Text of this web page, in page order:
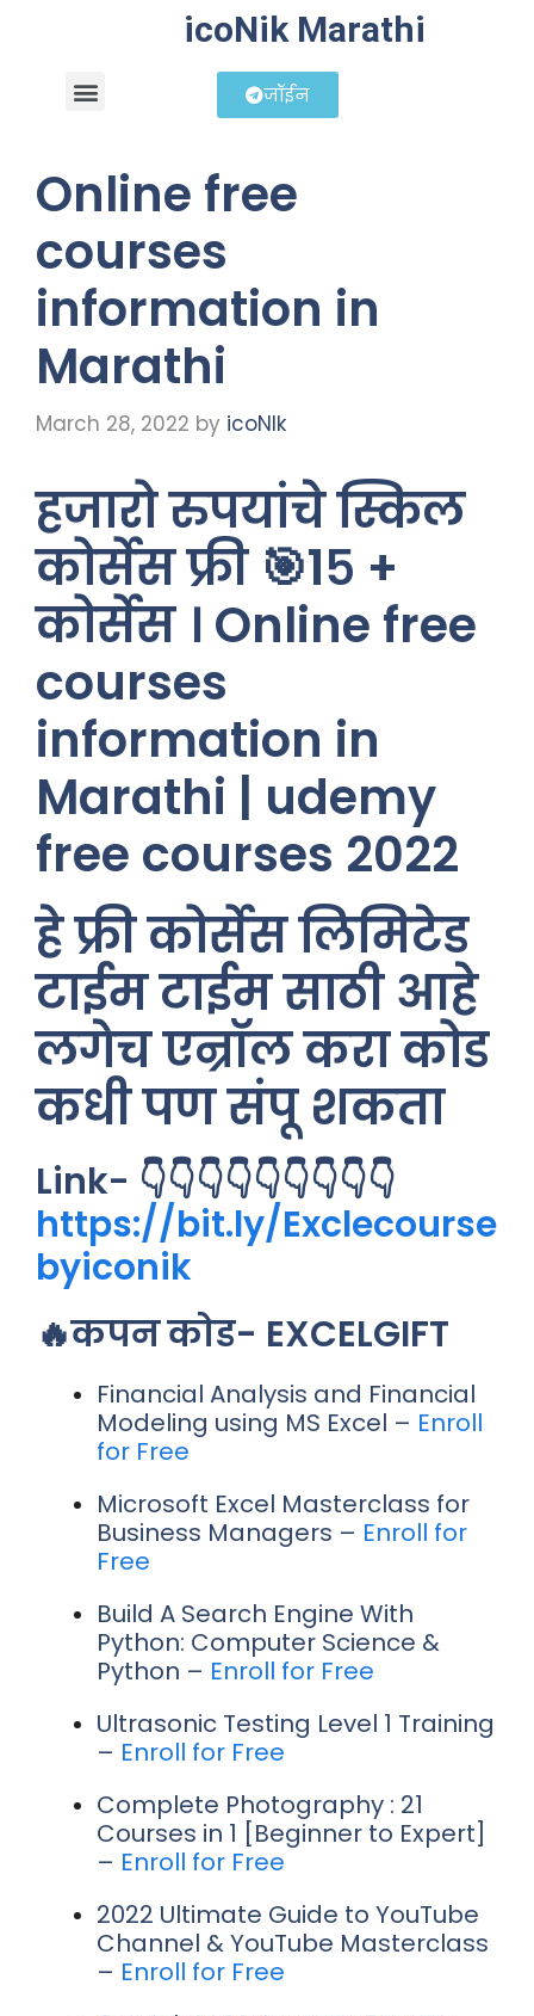
icoNik Marathi
जॉईन
Online free
courses
information in
Marathi
March 28, 2022 by icoNIk
हजारो रुपयांचे स्किल
कोर्सेस फ्री 🎯१५ +
कोर्सेस । Online free
courses
information in
Marathi | udemy
free courses 2022
हे फ्री कोर्सेस लिमिटेड
टाईम टाईम साठी आहे
लगेच एन्रॉल करा कोड
कधी पण संपू शकता
Link- 👇👇👇👇👇👇👇👇👇
https://bit.ly/Exclecourse
byiconik
🔥कपन कोड- EXCELGIFT
Financial Analysis and Financial
Modeling using MS Excel – Enroll
for Free
Microsoft Excel Masterclass for
Business Managers – Enroll for
Free
Build A Search Engine With
Python: Computer Science &
Python – Enroll for Free
Ultrasonic Testing Level 1 Training
– Enroll for Free
Complete Photography : 21
Courses in 1 [Beginner to Expert]
– Enroll for Free
2022 Ultimate Guide to YouTube
Channel & YouTube Masterclass
– Enroll for Free